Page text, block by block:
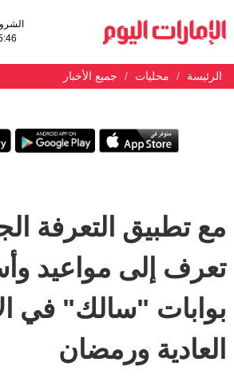
الرئيسة محليات جميع الأخبار
مع تطبيق التعرفة
تعرف إلى مواعيد
بوابات "سالك" في
العادية ورمضان